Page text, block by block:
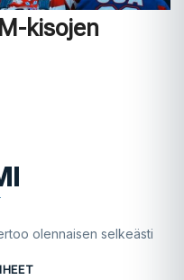
kisojen
olennaisen selkeästi